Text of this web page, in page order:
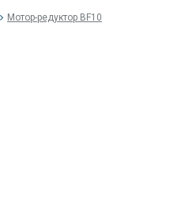
Мотор-редуктор BF10